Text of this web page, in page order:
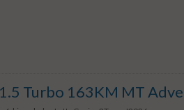
Turbo 163KM MT